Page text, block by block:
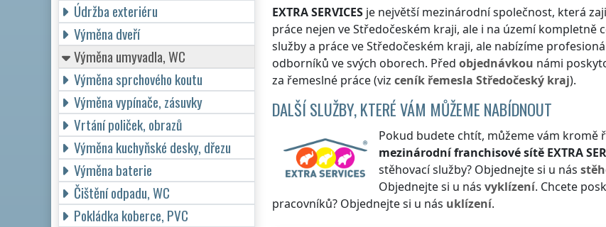
EXTRA SERVICES je největší mezinárodní společnost, která
práce nejen ve Středočeském kraji, ale i na území kompletně
služby a práceve Středočeském kraji, ale nabízíme
odborníků ve svých oborech. Před objednávkou námi
za řemeslné práce (viz ceník řemesla Středočeský kraj).
DALŠÍ SLUŽBY, KTERÉ VÁM MŮŽEME NABÍDNOUT
Pokud budete chtít, můžeme vám kromě
mezinárodní franchisové sítě EXTRA
stěhovací služby? Objednejte si u nás
Objednejte si u nás vyklízení. Chcete
pracovníků? Objednejte si u nás uklízení.
Údržba exteriéru
Výměna dveří
Výměna umyvadla, WC
Výměna sprchového koutu
Výměna vypínače, zásuvky
Vrtání poliček, obrazů
Výměna kuchyňské desky, dřezu
Výměna baterie
Čištění odpadu, WC
Pokládka koberce, PVC